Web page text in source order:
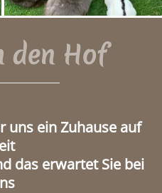
den Hof
ein Zuhause auf
das erwartet Sie bei